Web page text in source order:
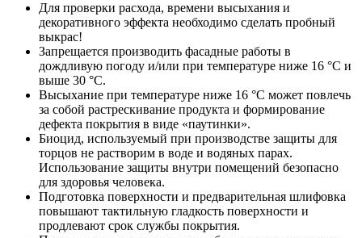
Для проверки расхода, времени высыхания и
декоративного эффекта необходимо сделать пробный
выкрас!
Запрещается производить фасадные работы в
дождливую погоду и/или при температуре ниже 16 °C и
выше 30 °C.
Высыхание при температуре ниже 16 °C может повлечь
за собой растрескивание продукта и формирование
дефекта покрытия в виде «паутинки».
Биоцид, используемый при производстве защиты для
торцов не растворим в воде и водяных парах.
Использование защиты внутри помещений безопасно
для здоровья человека.
Подготовка поверхности и предварительная шлифовка
повышают тактильную гладкость поверхности и
продлевают срок службы покрытия.